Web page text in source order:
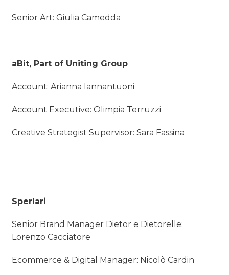
Senior Art: Giulia Camedda
aBit, Part of Uniting Group
Account: Arianna Iannantuoni
Account Executive: Olimpia Terruzzi
Creative Strategist Supervisor: Sara Fassina
Sperlari
Senior Brand Manager Dietor e Dietorelle:
Lorenzo Cacciatore
Ecommerce & Digital Manager: Nicolò Cardin